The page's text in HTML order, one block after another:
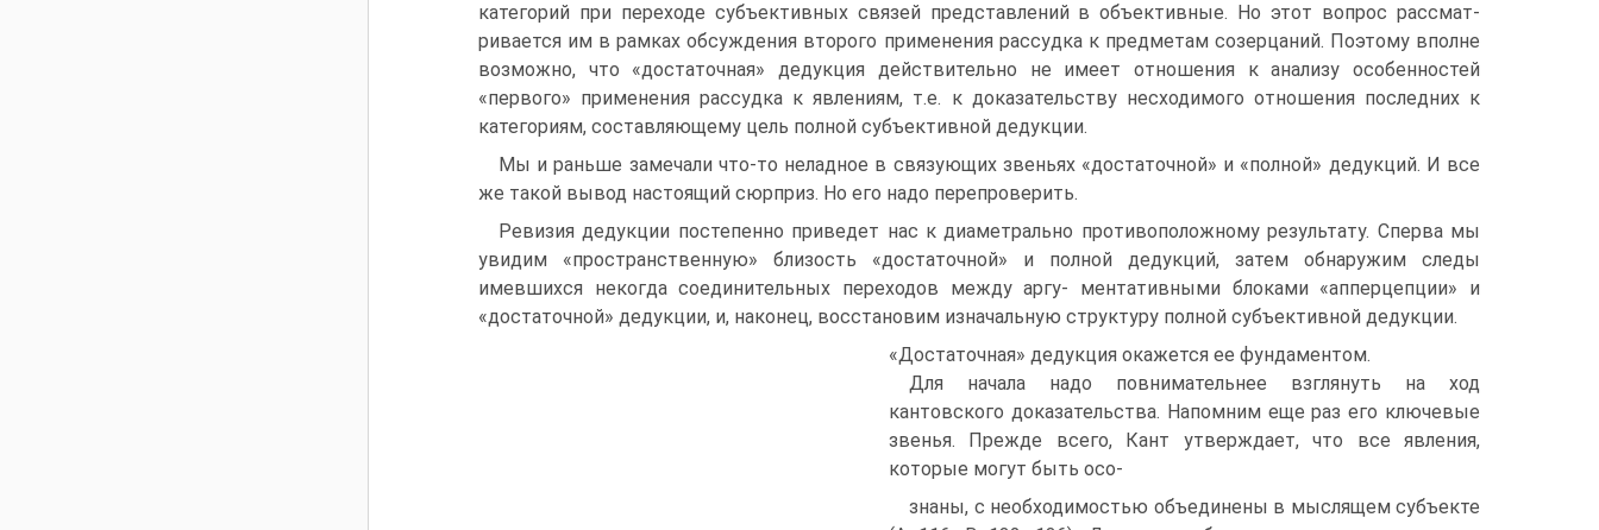
категорий при переходе субъектив­ных связей представлений в объективные. Но этот вопрос рассмат­
ривается им в рамках обсуждения второго применения рассудка к предметам созерцаний. Поэтому вполне
возможно, что «достаточ­ная» дедукция действительно не имеет отношения к анализу осо­бенностей
«первого» применения рассудка к явлениям, т.е. к дока­зательству несходимого отношения последних к
категориям, со­ставляющему цель полной субъективной дедукции.
Мы и раньше замечали что-то неладное в связующих звеньях «достаточной» и «полной» дедукций. И все
же такой вывод настоя­щий сюрприз. Но его надо перепроверить.
Ревизия дедукции постепенно приведет нас к диаметрально противоположному результату. Сперва мы
увидим «пространствен­ную» близость «достаточной» и полной дедукций, затем обнаружим следы
имевшихся некогда соединительных переходов между аргу- ментативными блоками «апперцепции» и
«достаточной» дедукции, и, наконец, восстановим изначальную структуру полной субъек­тивной дедукции.
«Достаточная» дедукция окажется ее фундамен­том.
Для начала надо повнимательнее взглянуть на ход
кантовского доказательства. Напомним еще раз его ключевые
звенья. Прежде всего, Кант утверждает, что все явления,
которые могут быть осо-
знаны, с необходимостью объединены в мыслящем субъекте